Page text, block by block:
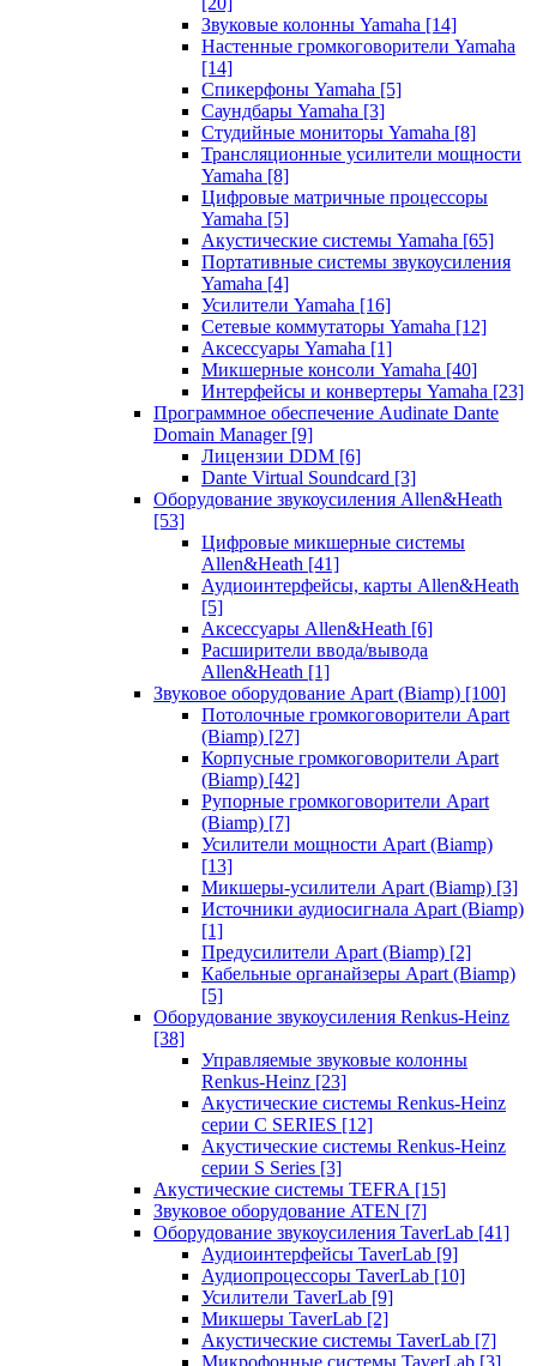
Звуковые колонны Yamaha [14]
Настенные громкоговорители Yamaha
[14]
Спикерфоны Yamaha [5]
Саундбары Yamaha [3]
Студийные мониторы Yamaha [8]
Трансляционные усилители мощности
Yamaha [8]
Цифровые матричные процессоры
Yamaha [5]
Акустические системы Yamaha [65]
Портативные системы звукоусиления
Yamaha [4]
Усилители Yamaha [16]
Сетевые коммутаторы Yamaha [12]
Аксессуары Yamaha [1]
Микшерные консоли Yamaha [40]
Интерфейсы и конвертеры Yamaha [23]
Программное обеспечение Audinate Dante
Domain Manager [9]
Лицензии DDM [6]
Dante Virtual Soundcard [3]
Оборудование звукоусиления Allen&Heath
[53]
Цифровые микшерные системы
Allen&Heath [41]
Аудиоинтерфейсы, карты Allen&Heath
[5]
Аксессуары Allen&Heath [6]
Расширители ввода/вывода
Allen&Heath [1]
Звуковое оборудование Apart (Biamp) [100]
Потолочные громкоговорители Apart
(Biamp) [27]
Корпусные громкоговорители Apart
(Biamp) [42]
Рупорные громкоговорители Apart
(Biamp) [7]
Усилители мощности Apart (Biamp)
[13]
Микшеры-усилители Apart (Biamp) [3]
Источники аудиосигнала Apart (Biamp)
[1]
Предусилители Apart (Biamp) [2]
Кабельные органайзеры Apart (Biamp)
[5]
Оборудование звукоусиления Renkus-Heinz
[38]
Управляемые звуковые колонны
Renkus-Heinz [23]
Акустические системы Renkus-Heinz
серии C SERIES [12]
Акустические системы Renkus-Heinz
серии S Series [3]
Акустические системы TEFRA [15]
Звуковое оборудование ATEN [7]
Оборудование звукоусиления TaverLab [41]
Аудиоинтерфейсы TaverLab [9]
Аудиопроцессоры TaverLab [10]
Усилители TaverLab [9]
Микшеры TaverLab [2]
Акустические системы TaverLab [7]
Микрофонные системы TaverLab [3]